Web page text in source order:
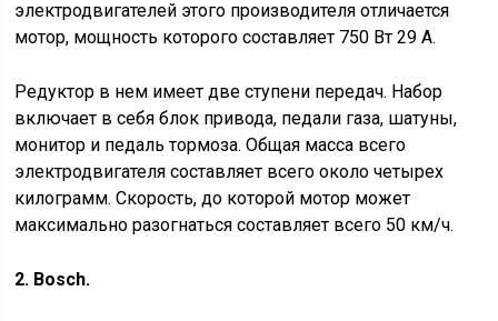
электродвигателей этого производителя отличается
мотор, мощность которого составляет 750 Вт 29 А.
Редуктор в нем имеет две ступени передач. Набор
включает в себя блок привода, педали газа, шатуны,
монитор и педаль тормоза. Общая масса всего
электродвигателя составляет всего около четырех
килограмм. Скорость, до которой мотор может
максимально разогнаться составляет всего 50 км/ч.
2. Bosсh.